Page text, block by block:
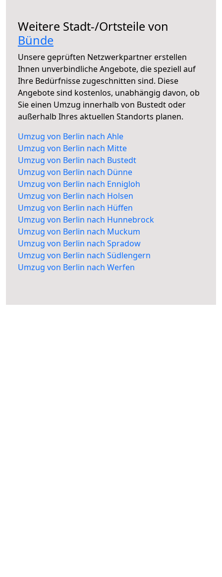
Weitere Stadt-/Ortsteile von
Bünde
Unsere geprüften Netzwerkpartner erstellen
Ihnen unverbindliche Angebote, die speziell auf
Ihre Bedürfnisse zugeschnitten sind. Diese
Angebote sind kostenlos, unabhängig davon, ob
Sie einen Umzug innerhalb von Bustedt oder
außerhalb Ihres aktuellen Standorts planen.
Umzug von Berlin nach Ahle
Umzug von Berlin nach Mitte
Umzug von Berlin nach Bustedt
Umzug von Berlin nach Dünne
Umzug von Berlin nach Ennigloh
Umzug von Berlin nach Holsen
Umzug von Berlin nach Hüffen
Umzug von Berlin nach Hunnebrock
Umzug von Berlin nach Muckum
Umzug von Berlin nach Spradow
Umzug von Berlin nach Südlengern
Umzug von Berlin nach Werfen